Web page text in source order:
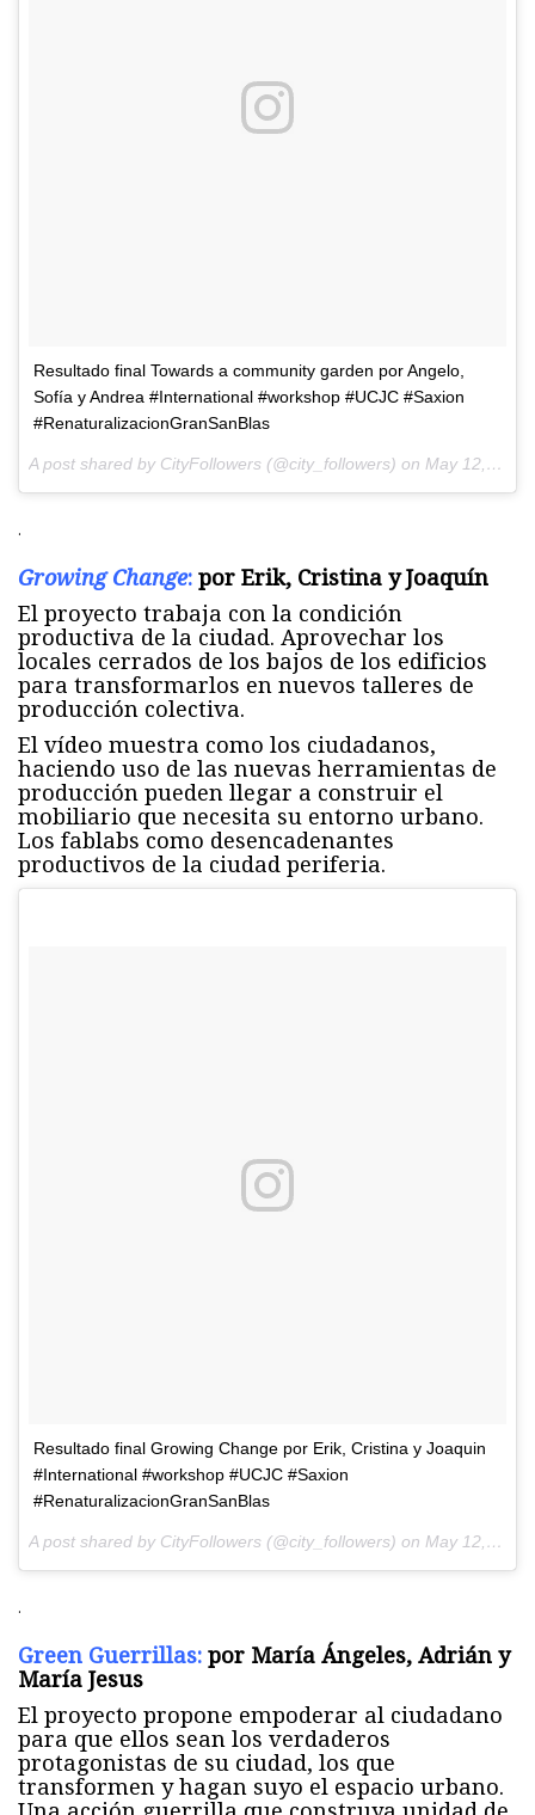
Resultado final Towards a community garden por Angelo,
Sofía y Andrea #International #workshop #UCJC #Saxion
#RenaturalizacionGranSanBlas
A post shared by CityFollowers (@city_followers) on May 12, 2017 at 4:16am PDT
.
Growing Change: por Erik, Cristina y Joaquín
El proyecto trabaja con la condición
productiva de la ciudad. Aprovechar los
locales cerrados de los bajos de los edificios
para transformarlos en nuevos talleres de
producción colectiva.
El vídeo muestra como los ciudadanos,
haciendo uso de las nuevas herramientas de
producción pueden llegar a construir el
mobiliario que necesita su entorno urbano.
Los fablabs como desencadenantes
productivos de la ciudad periferia.
Resultado final Growing Change por Erik, Cristina y Joaquin
#International #workshop #UCJC #Saxion
#RenaturalizacionGranSanBlas
A post shared by CityFollowers (@city_followers) on May 12, 2017 at 4:17am PDT
.
Green Guerrillas: por María Ángeles, Adrián y
María Jesus
El proyecto propone empoderar al ciudadano
para que ellos sean los verdaderos
protagonistas de su ciudad, los que
transformen y hagan suyo el espacio urbano.